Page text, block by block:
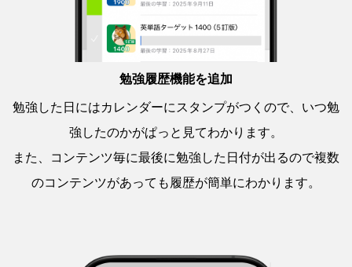
勉強履歴機能を追加
勉強した日にはカレンダーにスタンプがつくので、いつ勉
強したのかがぱっと見てわかります。
また、コンテンツ毎に最後に勉強した日付が出るので複数
のコンテンツがあっても履歴が簡単にわかります。